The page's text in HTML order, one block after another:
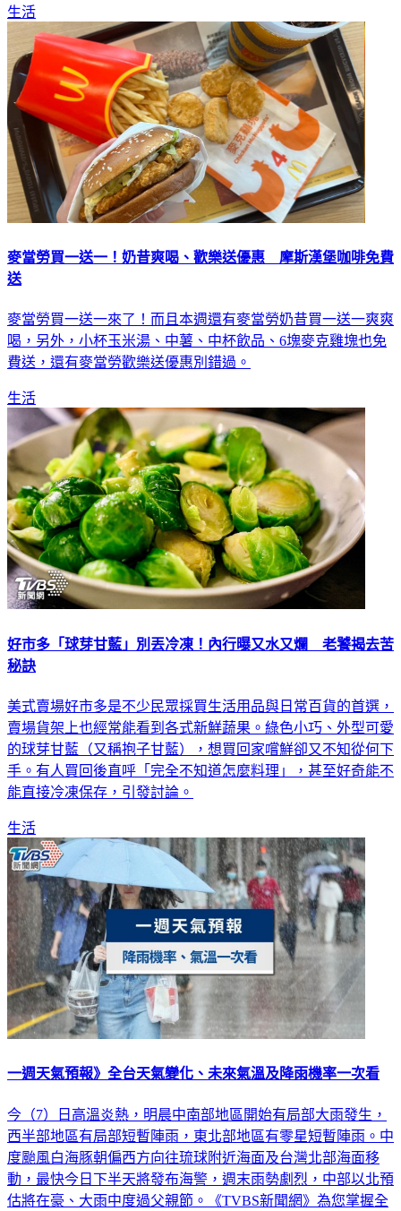
生活
麥當勞買一送一！奶昔爽喝、歡樂送優惠 摩斯漢堡咖啡免費
送
麥當勞買一送一來了！而且本週還有麥當勞奶昔買一送一爽爽
喝，另外，小杯玉米湯、中薯、中杯飲品、6塊麥克雞塊也免
費送，還有麥當勞歡樂送優惠別錯過。
生活
好市多「球芽甘藍」別丟冷凍！內行曝又水又爛 老饕揭去苦
秘訣
美式賣場好市多是不少民眾採買生活用品與日常百貨的首選，
賣場貨架上也經常能看到各式新鮮蔬果。綠色小巧、外型可愛
的球芽甘藍（又稱抱子甘藍），想買回家嚐鮮卻又不知從何下
手。有人買回後直呼「完全不知道怎麼料理」，甚至好奇能不
能直接冷凍保存，引發討論。
生活
一週天氣預報》全台天氣變化、未來氣溫及降雨機率一次看
今（7）日高溫炎熱，明晨中南部地區開始有局部大雨發生，
西半部地區有局部短暫陣雨，東北部地區有零星短暫陣雨。中
度颱風白海豚朝偏西方向往琉球附近海面及台灣北部海面移
動，最快今日下半天將發布海警，週末雨勢劇烈，中部以北預
估將在豪、大雨中度過父親節。《TVBS新聞網》為您掌握全